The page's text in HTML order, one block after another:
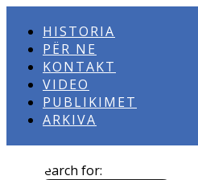
HISTORIA
PËR NE
KONTAKT
VIDEO
PUBLIKIMET
ARKIVA
Search for: